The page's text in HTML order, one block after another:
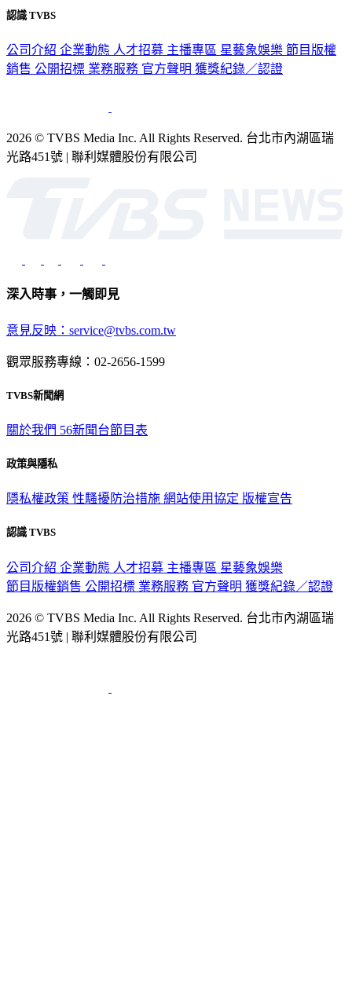
認識 TVBS
公司介紹 企業動態 人才招募 主播專區 星藝象娛樂 節目版權
銷售 公開招標 業務服務 官方聲明 獲獎紀錄／認證
2026 © TVBS Media Inc. All Rights Reserved. 台北市內湖區瑞
光路451號 | 聯利媒體股份有限公司
深入時事，一觸即見
意見反映：service@tvbs.com.tw
觀眾服務專線：02-2656-1599
TVBS新聞網
關於我們 56新聞台節目表
政策與隱私
隱私權政策 性騷擾防治措施 網站使用協定 版權宣告
認識 TVBS
公司介紹 企業動態 人才招募 主播專區 星藝象娛樂
節目版權銷售 公開招標 業務服務 官方聲明 獲獎紀錄／認證
2026 © TVBS Media Inc. All Rights Reserved. 台北市內湖區瑞
光路451號 | 聯利媒體股份有限公司